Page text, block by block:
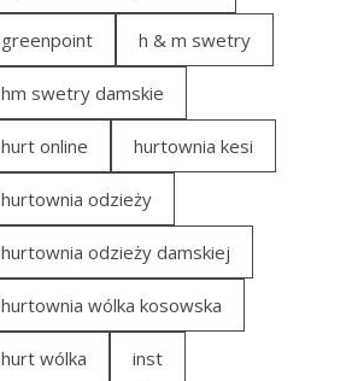
greenpoint h & m swetry
hm swetry damskie
hurt online hurtownia kesi
hurtownia odzieży
hurtownia odzieży damskiej
hurtownia wólka kosowska
hurt wólka inst